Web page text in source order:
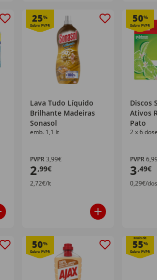
25%
Lava Tudo Líquido
Brilhante Madeiras
Sonasol
emb. 1,1 lt
PVPR3,99€
2,99€
2,72€/lt
50%
Discos
Ativos
Pato
2 x 6
PVPR
3,49€
0,29€/dos
50%
Mais de
55%